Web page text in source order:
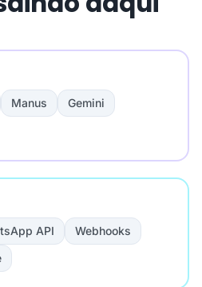
Manus
Gemini
API
Webhooks